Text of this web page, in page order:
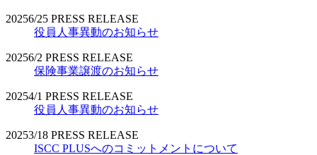
20256/25 PRESS RELEASE
役員人事異動のお知らせ
20256/2 PRESS RELEASE
保険事業譲渡のお知らせ
20254/1 PRESS RELEASE
役員人事異動のお知らせ
20253/18 PRESS RELEASE
ISCC PLUSへのコミットメントについて